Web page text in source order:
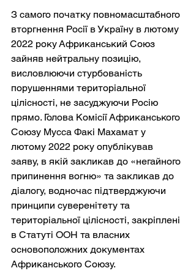
З самого початку повномасштабного
вторгнення Росії в Україну в лютому
2022 року Африканський Союз
зайняв нейтральну позицію,
висловлюючи стурбованість
порушеннями територіальної
цілісності, не засуджуючи Росію
прямо. Голова Комісії Африканського
Союзу Мусса Факі Махамат у
лютому 2022 року опублікував
заяву, в якій закликав до «негайного
припинення вогню» та закликав до
діалогу, водночас підтверджуючи
принципи суверенітету та
територіальної цілісності, закріплені
в Статуті ООН та власних
основоположних документах
Африканського Союзу.